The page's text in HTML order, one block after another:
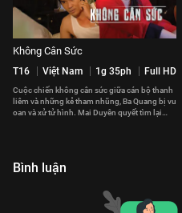
Không Cân Sức
T16 Việt Nam 1g 35ph Full HD
Cuộc chiến không cân sức giữa cán bộ thanh
liêm và những kẻ tham nhũng, Ba Quang bị vu
oan và xử tử hình. Mai Duyên quyết tìm lại
Bình luận